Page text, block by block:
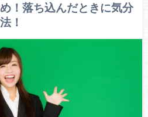
！落ち込んだときに気分
！